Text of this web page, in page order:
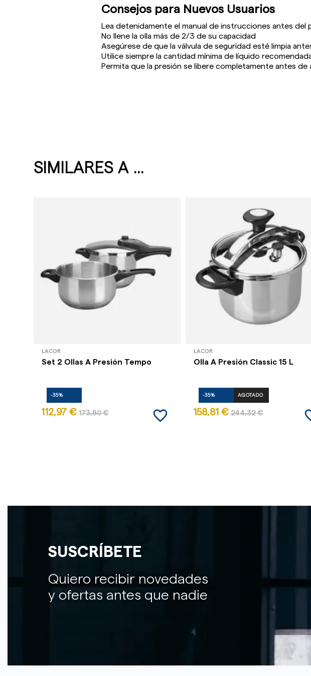
Consejos para Nuevos Usuarios
Lea detenidamente el manual de instrucciones antes del
No llene la olla más de 2/3 de su capacidad
Asegúrese de que la válvula de seguridad esté limpia
Utilice siempre la cantidad mínima de líquido
Permita que la presión se libere completamente antes de
SIMILARES A ...
LACOR
Set 2 Ollas A Presión Tempo
-35%
112,97 € 173,80 € favorite_border
LACOR
Olla A Presión Classic 15 L
-35% AGOTADO
158,81 € 244,32 €
SUSCRÍBETE
Quiero recibir novedades
y ofertas antes que nadie